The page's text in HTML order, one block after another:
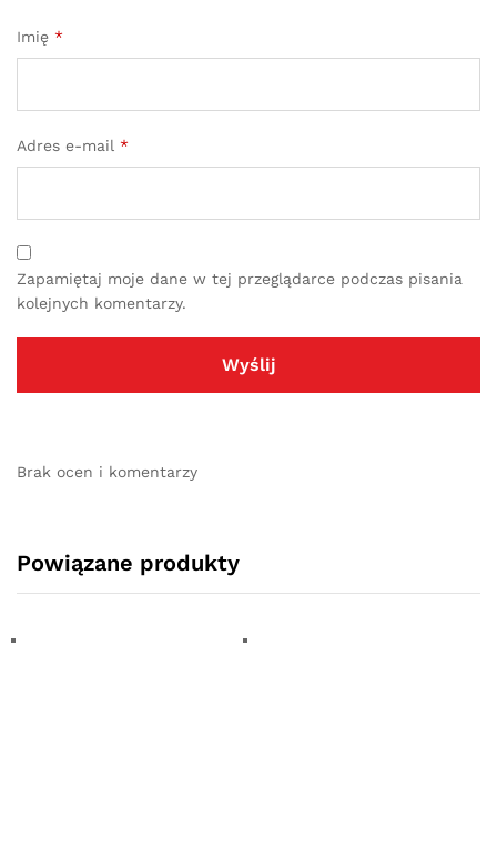
Imię *
Adres e-mail *
Zapamiętaj moje dane w tej przeglądarce podczas pisania
kolejnych komentarzy.
Brak ocen i komentarzy
Powiązane produkty